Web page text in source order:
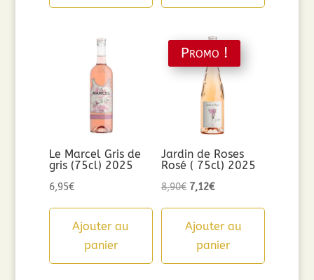
Le Marcel Gris de
gris (75cl) 2025
6,95€
Ajouter au
panier
Promo !
Jardin de Roses
Rosé ( 75cl) 2025
8,90€ Le
initial
était :
7,12€Le
actuel
est :
Ajouter au
panier